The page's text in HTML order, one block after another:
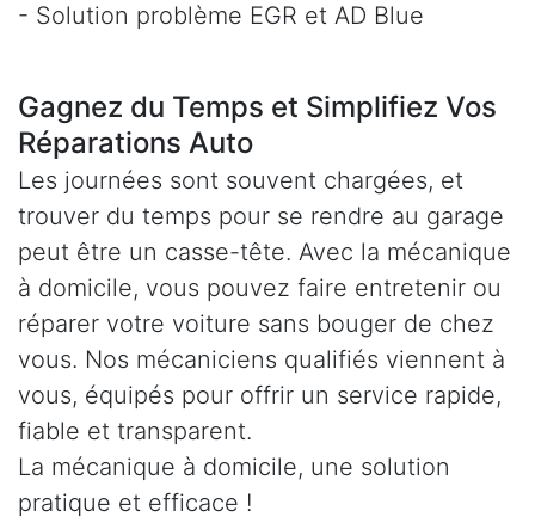
- Solution problème EGR et AD Blue
Gagnez du Temps et Simplifiez Vos
Réparations Auto
Les journées sont souvent chargées, et
trouver du temps pour se rendre au garage
peut être un casse-tête. Avec la mécanique
à domicile, vous pouvez faire entretenir ou
réparer votre voiture sans bouger de chez
vous. Nos mécaniciens qualifiés viennent à
vous, équipés pour offrir un service rapide,
fiable et transparent.
La mécanique à domicile, une solution
pratique et efficace !